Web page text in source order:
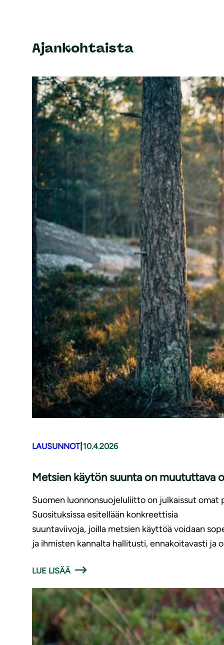
Ajankohtaista
LAUSUNNOT| 10.4.2026
Metsien käytön suunta on muututtava
Suomen luonnonsuojeluliitto on julkaissut
Suosituksissa esitellään konkreettisia
suuntaviivoja, joilla metsien käyttöä voidaan
ja ihmisten kannalta hallitusti, ennakoitavasti ja
LUE LISÄÄ